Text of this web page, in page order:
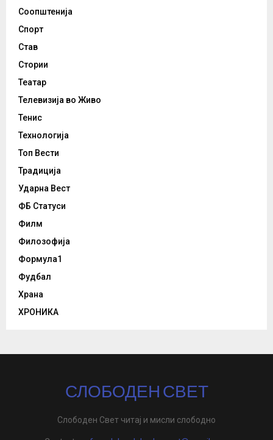
Соопштенија
Спорт
Став
Стории
Театар
Телевизија во Живо
Тенис
Технологија
Топ Вести
Традиција
Ударна Вест
ФБ Статуси
Филм
Филозофија
Формула1
Фудбал
Храна
ХРОНИКА
СЛОБОДЕН СВЕТ
Слободен Свет читај и мисли слободно